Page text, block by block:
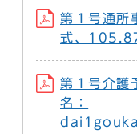
第１号通
式、
第１号介護
名：